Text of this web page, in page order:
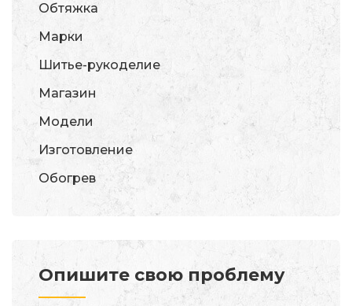
Обтяжка
Марки
Шитье-рукоделие
Магазин
Модели
Изготовление
Обогрев
Опишите свою проблему